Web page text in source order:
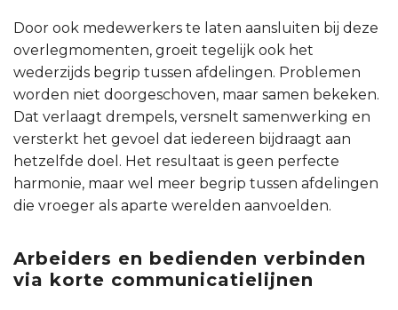
Door ook medewerkers te laten aansluiten bij deze
overlegmomenten, groeit tegelijk ook het
wederzijds begrip tussen afdelingen. Problemen
worden niet doorgeschoven, maar samen bekeken.
Dat verlaagt drempels, versnelt samenwerking en
versterkt het gevoel dat iedereen bijdraagt aan
hetzelfde doel. Het resultaat is geen perfecte
harmonie, maar wel meer begrip tussen afdelingen
die vroeger als aparte werelden aanvoelden.
Arbeiders en bedienden verbinden
via korte communicatielijnen